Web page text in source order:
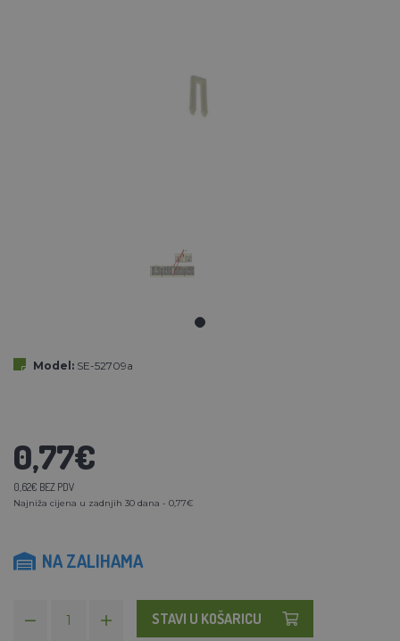
Model: SE-52709a
0,77€
0,62€ BEZ PDV
Najniža cijena u zadnjih 30 dana - 0,77€
NA ZALIHAMA
STAVI U KOŠARICU